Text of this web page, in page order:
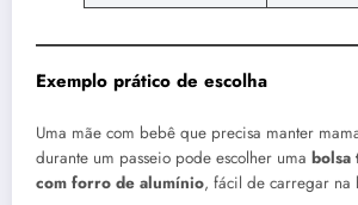
Exemplo prático de escolha
Uma mãe com bebê que precisa manter
durante um passeio pode escolher uma bolsa
com forro de alumínio, fácil de carregar na